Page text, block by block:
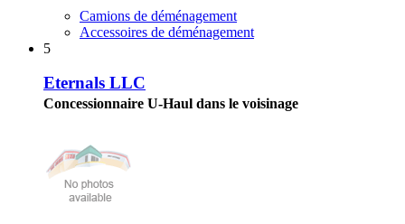
Camions de déménagement
Accessoires de déménagement
5
Eternals LLC
Concessionnaire U-Haul dans le voisinage